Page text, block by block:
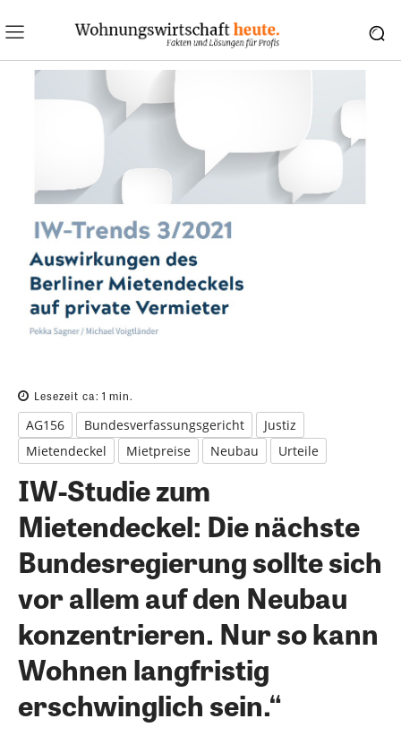
Lesezeit ca: 1 min.
AG156 Bundesverfassungsgericht
Justiz
Mietendeckel
Mietpreise Neubau Urteile
IW-Studie zum
Mietendeckel: Die nächste
Bundesregierung sollte sich
vor allem auf den Neubau
konzentrieren. Nur so kann
Wohnen langfristig
erschwinglich sein.“